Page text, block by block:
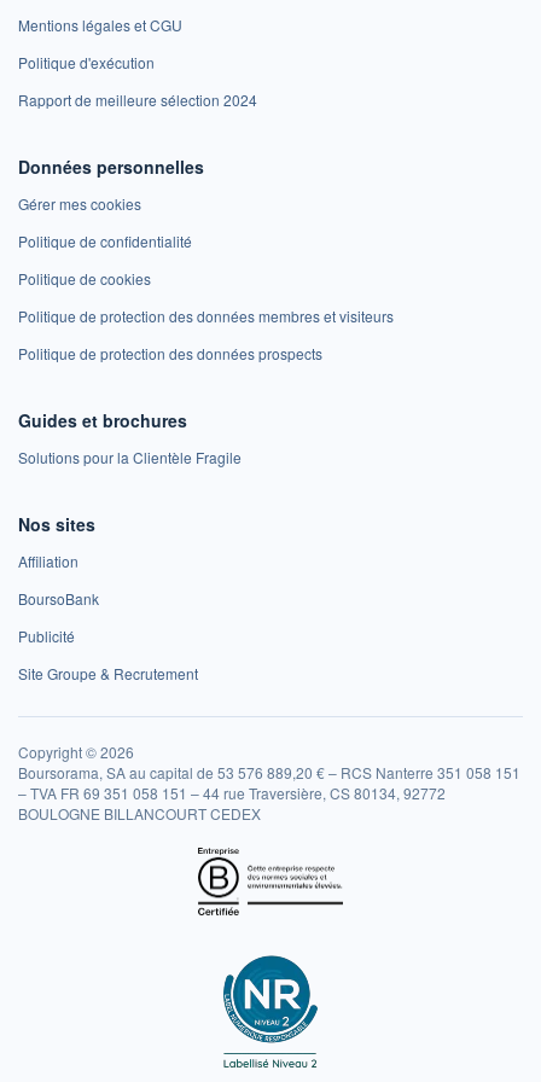
Mentions légales et CGU
Politique d'exécution
Rapport de meilleure sélection 2024
Données personnelles
Gérer mes cookies
Politique de confidentialité
Politique de cookies
Politique de protection des données membres et visiteurs
Politique de protection des données prospects
Guides et brochures
Solutions pour la Clientèle Fragile
Nos sites
Affiliation
BoursoBank
Publicité
Site Groupe & Recrutement
Copyright © 2026
Boursorama, SA au capital de 53 576 889,20 € – RCS Nanterre 351 058 151
– TVA FR 69 351 058 151 – 44 rue Traversière, CS 80134, 92772
BOULOGNE BILLANCOURT CEDEX